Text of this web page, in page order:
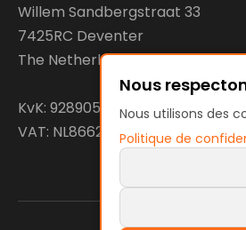
Willem Sandbergstraat 33
7425RC Deventer
The Netherlands
KvK: 92890598
VAT: NL866207144B01
Nous
Nous utilisons des
Politique de